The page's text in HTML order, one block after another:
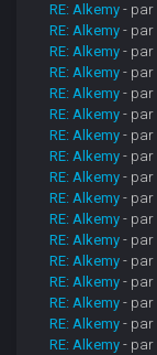
RE: Alkemy - par
RE: Alkemy - par
RE: Alkemy - par
RE: Alkemy - par
RE: Alkemy - par
RE: Alkemy - par
RE: Alkemy - par
RE: Alkemy - par
RE: Alkemy - par
RE: Alkemy - par
RE: Alkemy - par
RE: Alkemy - par
RE: Alkemy - par
RE: Alkemy - par
RE: Alkemy - par
RE: Alkemy - par
RE: Alkemy - par